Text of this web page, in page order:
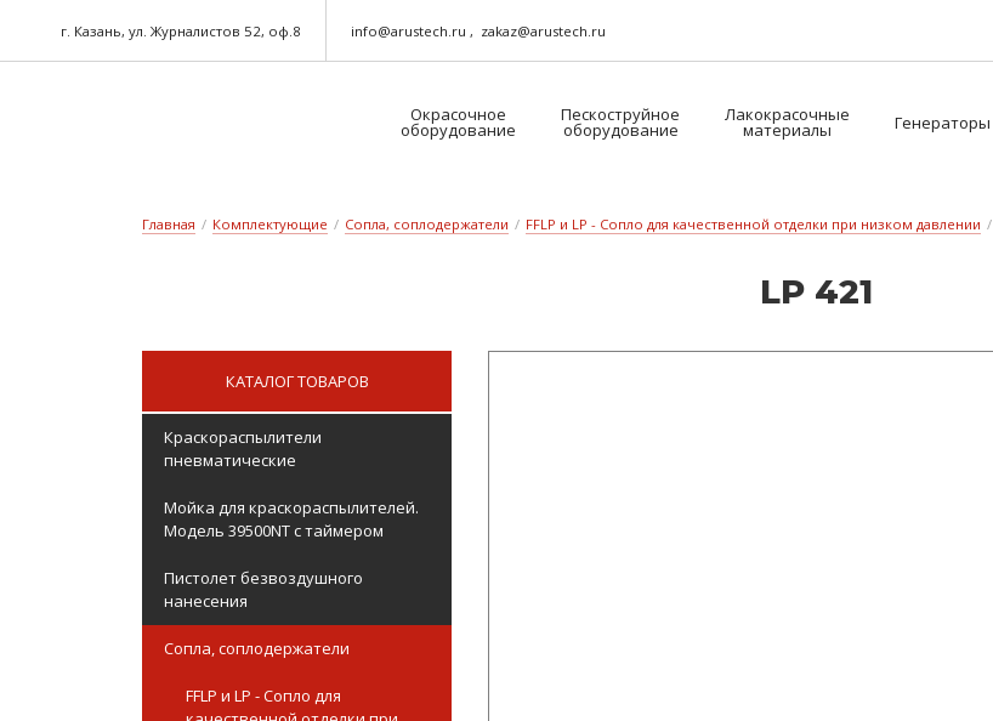
г. Казань, ул. Журналистов 52, оф.8 info@arustech.ru zakaz@arustech.ru
Окрасочное
оборудование
Пескоструйное
оборудование
Лакокрасочные
материалы Генераторы
Главная / Комплектующие / Сопла, соплодержатели / FFLP и LP - Сопло для качественной отделки при низком давлении /
LP 421
КАТАЛОГ ТОВАРОВ
Краскораспылители
пневматические
Мойка для краскораспылителей.
Модель 39500NT с таймером
Пистолет безвоздушного
нанесения
Сопла, соплодержатели
FFLP и LP - Сопло для